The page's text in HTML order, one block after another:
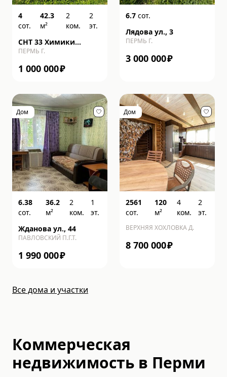
4
сот.
42.3
м²
2
ком.
2
эт.
СНТ 33 Химики
(Ордж) тер., 60
ПЕРМЬ Г.
1 000 000₽
6.7 сот.
Лядова ул., 3
ПЕРМЬ Г.
3 000 000₽
Дом
6.38
сот.
36.2
м²
2
ком.
1
эт.
Жданова ул., 44
ПАВЛОВСКИЙ П.Г.Т.
1 990 000₽
Дом
2561
сот.
120
м²
4
ком.
2
эт.
ВЕРХНЯЯ ХОХЛОВКА Д.
8 700 000₽
Все дома и участки
Коммерческая
недвижимость в Перми